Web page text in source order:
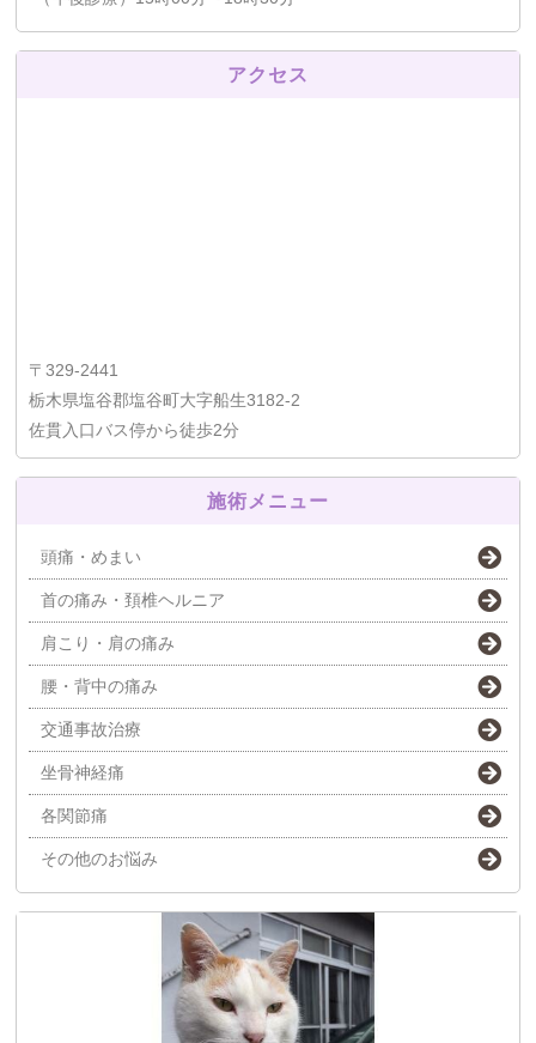
アクセス
〒329-2441
栃木県塩谷郡塩谷町大字船生3182-2
佐貫入口バス停から徒歩2分
施術メニュー
頭痛・めまい
首の痛み・頚椎ヘルニア
肩こり・肩の痛み
腰・背中の痛み
交通事故治療
坐骨神経痛
各関節痛
その他のお悩み